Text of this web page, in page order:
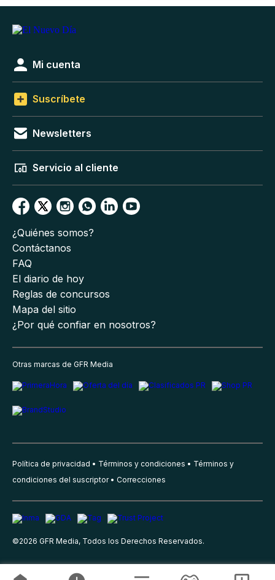
Mi cuenta
Suscríbete
Newsletters
Servicio al cliente
¿Quiénes somos?
Contáctanos
FAQ
El diario de hoy
Reglas de concursos
Mapa del sitio
¿Por qué confiar en nosotros?
Otras marcas de GFR Media
Política de privacidad Términos y condiciones
Términos y
condiciones del suscriptor
Correcciones
©2026 GFR Media, Todos los Derechos Reservados.